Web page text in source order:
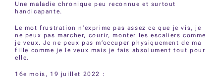
Une maladie chronique peu reconnue et surtout
handicapante.
Le mot frustration n’exprime pas assez ce que je vis, je
ne peux pas marcher, courir, monter les escaliers comme
je veux. Je ne peux pas m’occuper physiquement de ma
fille comme je le veux mais je fais absolument tout pour
elle.
16e mois, 19 juillet 2022 :